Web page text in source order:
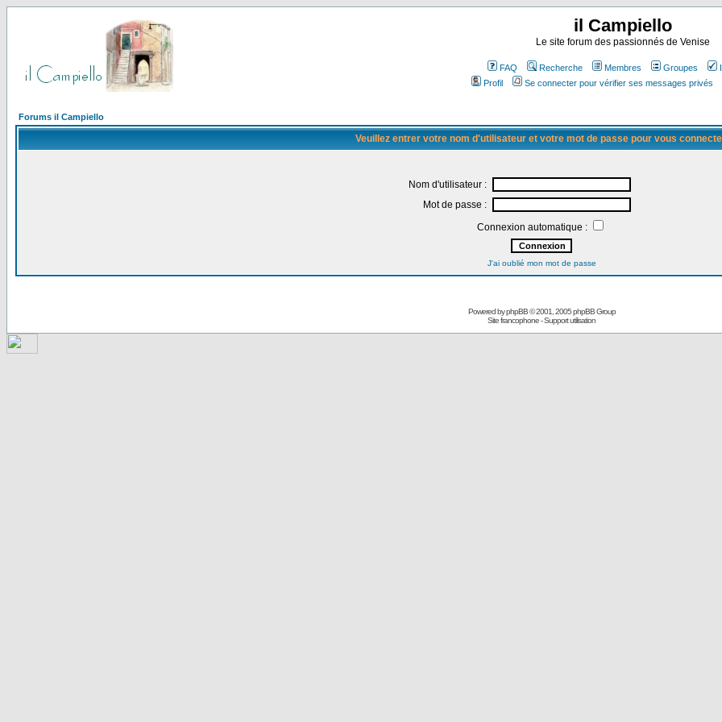
il Campiello
Le site forum des passionnés de Venise
FAQ Recherche Membres Groupes
Profil
Se connecter pour vérifier ses messages privés
Forums il Campiello
Veuillez entrer votre nom d'utilisateur et votre mot de passe pour vous
Nom d'utilisateur :
Mot de passe :
Connexion automatique :
J'ai oublié mon mot de passe
Powered byphpBB© 2001, 2005 phpBB Group
Site francophone-Support utilisation